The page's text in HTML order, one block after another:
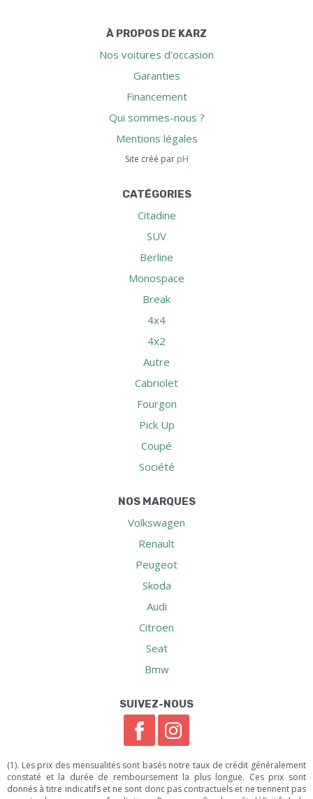
À PROPOS DE KARZ
Nos voitures d'occasion
Garanties
Financement
Qui sommes-nous ?
Mentions légales
Site créé par pH
CATÉGORIES
Citadine
SUV
Berline
Monospace
Break
4x4
4x2
Autre
Cabriolet
Fourgon
Pick Up
Coupé
Société
NOS MARQUES
Volkswagen
Renault
Peugeot
Skoda
Audi
Citroen
Seat
Bmw
SUIVEZ-NOUS
(1). Les prix des mensualités sont basés notre taux de crédit généralement
constaté et la durée de remboursement la plus longue. Ces prix sont
donnés à titre indicatifs et ne sont donc pas contractuels et ne tiennent pas